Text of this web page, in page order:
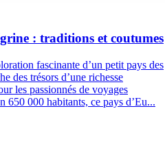
: traditions et coutumes
fascinante d’un petit pays des
des trésors d’une richesse
les passionnés de voyages
650 000 habitants, ce pays d’Eu...